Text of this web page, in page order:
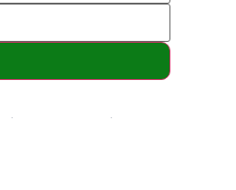
a so spracovaním